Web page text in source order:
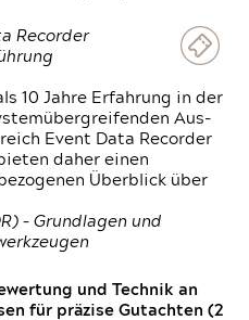
Recorder
10 Jahre Erfahrung in der
Aus-
Event Data Recorder
daher einen
Überblick über
– Grundlagen und
und Technik an
für präzise Gutachten (2